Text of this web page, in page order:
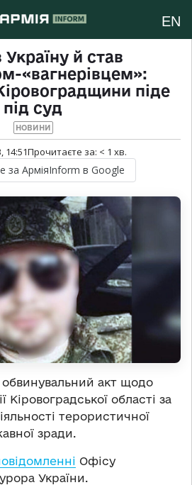
EN
й став
«вагнерівцем»:
піде
під суд
НОВИНИ
14:51Прочитаєте за: < 1 хв.
за АрміяInform в Google
акт щодо
Кіровоградської області за
терористичної
зради.
Офісу
України.